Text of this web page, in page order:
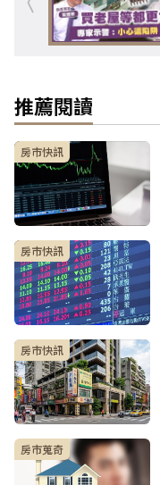
推薦閱讀
房市快訊
房市快訊
房市快訊
房市蒐奇